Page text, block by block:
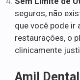
seguros, não
que você pode ir
restaurações, o
clinicamente
Amil